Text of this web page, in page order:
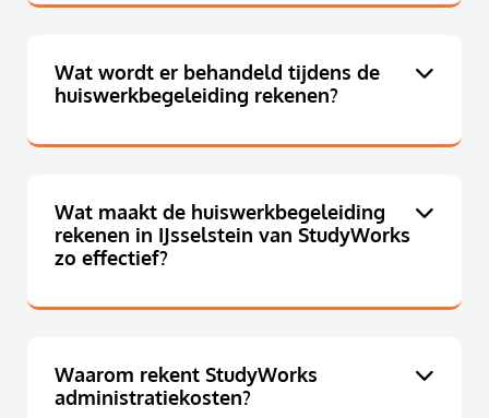
Wat wordt er behandeld tijdens de
huiswerkbegeleiding rekenen?
Wat maakt de huiswerkbegeleiding
rekenen in IJsselstein van StudyWorks
zo effectief?
Waarom rekent StudyWorks
administratiekosten?